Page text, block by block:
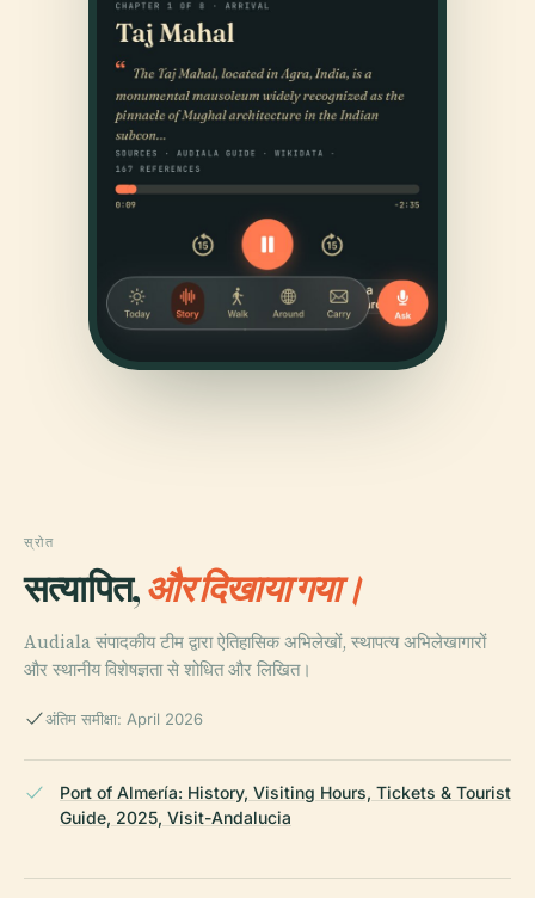
स्रोत
सत्यापित,और दिखाया गया।
Audiala संपादकीय टीम द्वारा ऐतिहासिक अभिलेखों, स्थापत्य अभिलेखागारों
और स्थानीय विशेषज्ञता से शोधित और लिखित।
अंतिम समीक्षा: April 2026
Port of Almería: History, Visiting Hours, Tickets & Tourist
Guide, 2025, Visit-Andalucia